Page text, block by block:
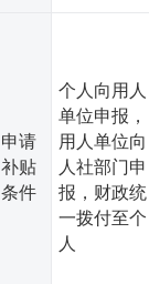
申请
补贴
条件
个人向用人
单位申报，
用人单位向
人社部门申
报，财政统
一拨付至个
人